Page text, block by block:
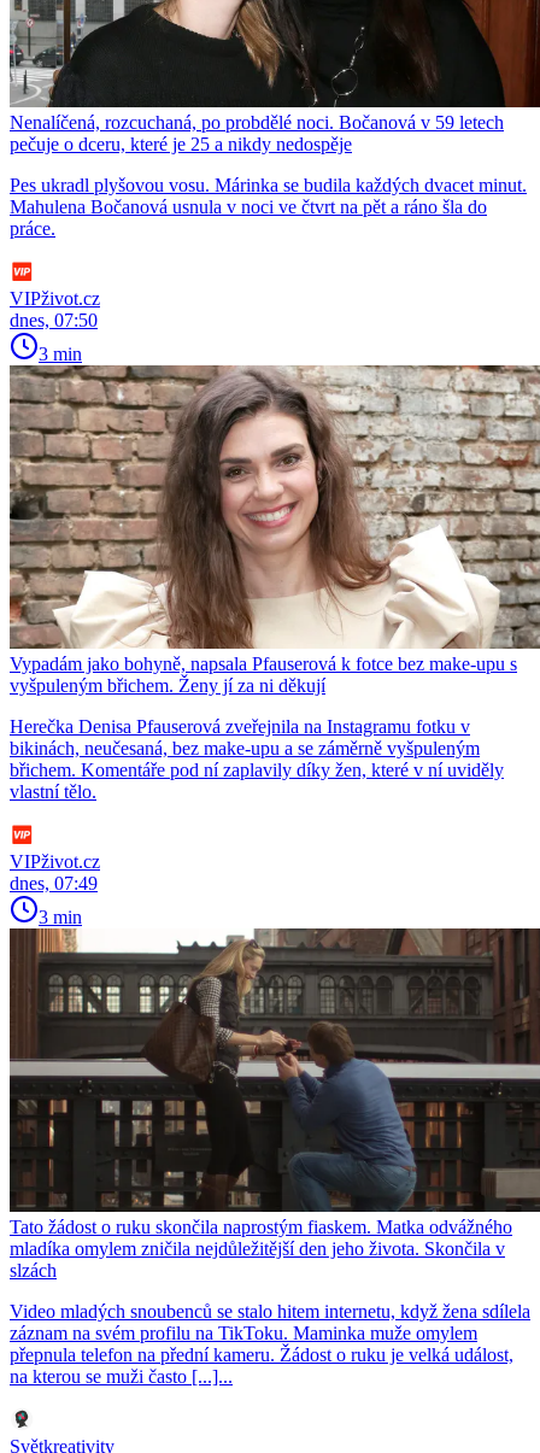
Nenalíčená, rozcuchaná, po probdělé noci. Bočanová v 59 letech
pečuje o dceru, které je 25 a nikdy nedospěje
Pes ukradl plyšovou vosu. Márinka se budila každých dvacet minut.
Mahulena Bočanová usnula v noci ve čtvrt na pět a ráno šla do
práce.
VIPživot.cz
dnes, 07:50
3 min
Vypadám jako bohyně, napsala Pfauserová k fotce bez make-upu s
vyšpuleným břichem. Ženy jí za ni děkují
Herečka Denisa Pfauserová zveřejnila na Instagramu fotku v
bikinách, neučesaná, bez make-upu a se záměrně vyšpuleným
břichem. Komentáře pod ní zaplavily díky žen, které v ní uviděly
vlastní tělo.
VIPživot.cz
dnes, 07:49
3 min
Tato žádost o ruku skončila naprostým fiaskem. Matka odvážného
mladíka omylem zničila nejdůležitější den jeho života. Skončila v
slzách
Video mladých snoubenců se stalo hitem internetu, když žena sdílela
záznam na svém profilu na TikToku. Maminka muže omylem
přepnula telefon na přední kameru. Žádost o ruku je velká událost,
na kterou se muži často [...]...
Světkreativity